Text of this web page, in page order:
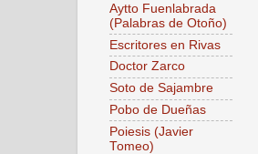
Aytto Fuenlabrada
(Palabras de Otoño)
Escritores en Rivas
Doctor Zarco
Soto de Sajambre
Pobo de Dueñas
Poiesis (Javier
Tomeo)